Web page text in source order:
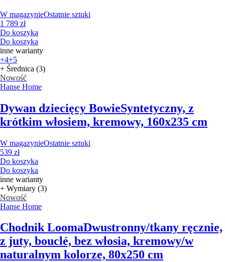
W magazynieOstatnie sztuki
1 789 zł
Do koszyka
Do koszyka
inne warianty
+4+5
+ Średnica (3)
Nowość
Hanse Home
Dywan dziecięcy BowieSyntetyczny, z
krótkim włosiem, kremowy, 160x235 cm
W magazynieOstatnie sztuki
539 zł
Do koszyka
Do koszyka
inne warianty
+ Wymiary (3)
Nowość
Hanse Home
Chodnik LoomaDwustronny/tkany ręcznie,
z juty, bouclé, bez włosia, kremowy/w
naturalnym kolorze, 80x250 cm